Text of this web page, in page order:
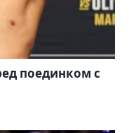
поединком с